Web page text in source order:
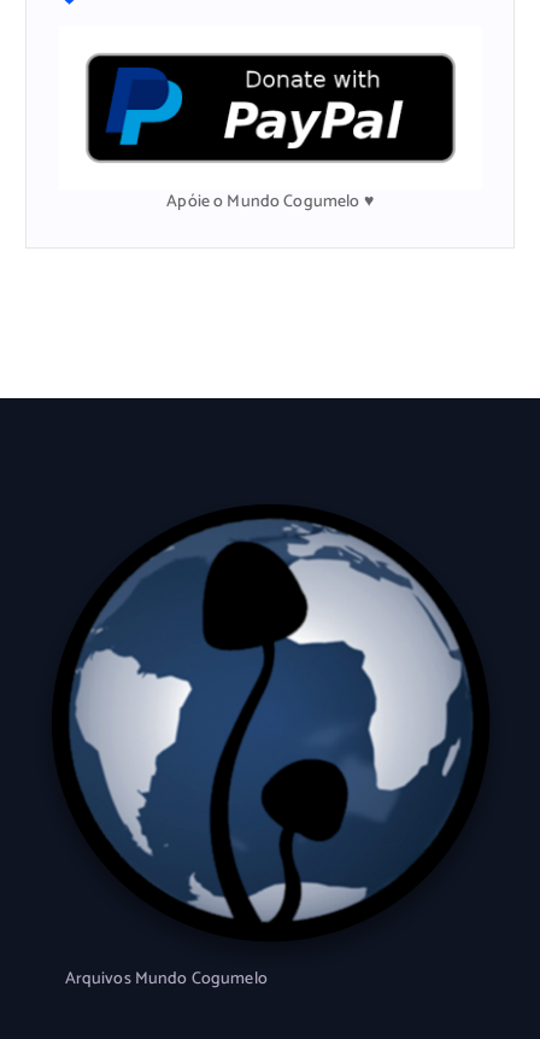
Apóie o Mundo Cogumelo ♥
Arquivos Mundo Cogumelo